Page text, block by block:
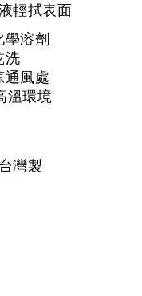
輕拭表面
學溶劑
洗
通風處
溫環境
台灣製